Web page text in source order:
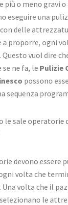
più o meno gravi
eseguire una
delle
a proporre, ogni
Questo vuol dire
ne fa, le Pulizie
possono
sequenza
le sale operatorie
devono essere
volta che
Una volta che il
le